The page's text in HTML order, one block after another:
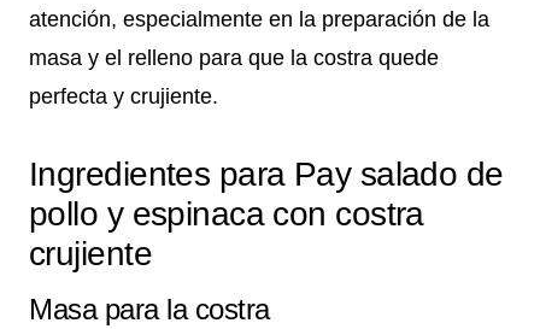
atención, especialmente en la preparación de la
masa y el relleno para que la costra quede
perfecta y crujiente.
Ingredientes para Pay salado de
pollo y espinaca con costra
crujiente
Masa para la costra